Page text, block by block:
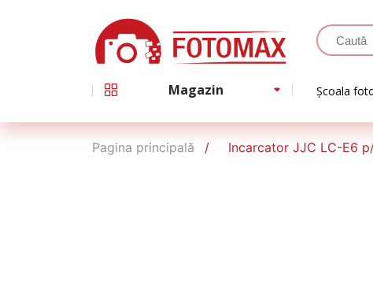
Magazin Școala
Pagina principală Incarcator JJC LC-E6